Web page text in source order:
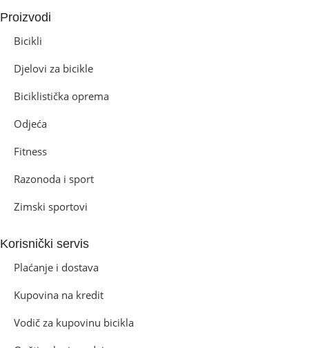
Proizvodi
Bicikli
Djelovi za bicikle
Biciklistička oprema
Odjeća
Fitness
Razonoda i sport
Zimski sportovi
Korisnički servis
Plaćanje i dostava
Kupovina na kredit
Vodič za kupovinu bicikla